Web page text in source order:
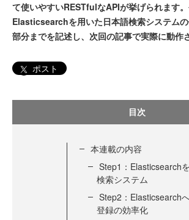
て使いやすいRESTfulなAPIが挙げられます
Elasticsearchを用いた日本語検索システム
部分までを記述し、次回の記事で実際に動作
ポスト
目次
本連載の内容
Step1：Elasticsearch
検索システム
Step2：Elasticsearch
登録の効率化